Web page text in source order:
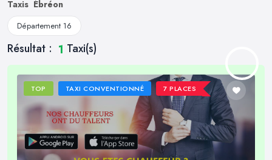
Taxis Ébréon
Département 16
Résultat : 1 Taxi(s)
TOP TAXI CONVENTIONNÉ 7 PLACES